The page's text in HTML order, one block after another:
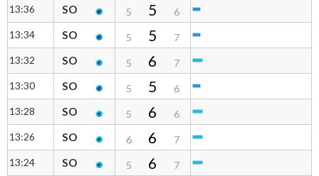
13:36
SO 5 5
6
13:34
SO 5 5
7
13:32
SO 5 6
7
13:30
SO 5 5
6
13:28
SO 5 6
6
13:26
SO 6 6
7
13:24
SO 5 6
7